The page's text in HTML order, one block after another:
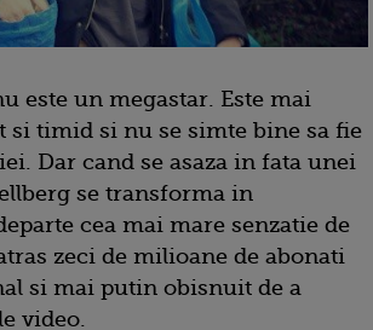
este un megastar. Este mai
si timid si nu se simte bine sa fie
Dar cand se asaza in fata unei
se transforma in
cea mai mare senzatie de
zeci de milioane de abonati
si mai putin obisnuit de a
video.